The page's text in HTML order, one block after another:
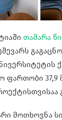
თამარა
ფართობი 37,9
მოთხოვნა